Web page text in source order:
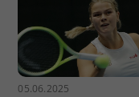
05.06.2025